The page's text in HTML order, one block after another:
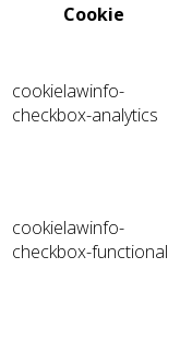
Cookie
cookielawinfo-
checkbox-analytics
cookielawinfo-
checkbox-functional